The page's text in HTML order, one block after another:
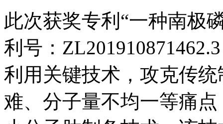
此次获奖专利“一种南极
利号：
利用关键技术，攻克传
难、分子量不均一等痛